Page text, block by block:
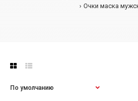
Очки маска